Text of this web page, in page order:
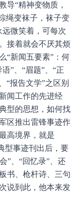
导“精神变物质，
绳变袜子，袜子变
微笑着，可每次
接着就会不厌其烦
“新闻五要素”：何
”、“眉题”、“正
“报告文学”之区别
闻工作的先进经
型的思想，如何找
区推出雷锋事迹作
高境界，就是
型事迹刊出后，要
”、“回忆录”、还
书、枪杆诗、三句
说到此，他本来发